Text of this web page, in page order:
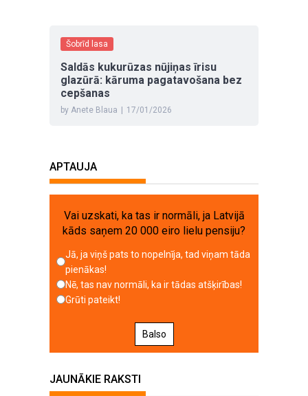
Šobrīd lasa
Saldās kukurūzas nūjiņas īrisu
glazūrā: kāruma pagatavošana bez
cepšanas
by Anete Blaua 17/01/2026
APTAUJA
Vai uzskati, ka tas ir normāli, ja Latvijā
kāds saņem 20 000 eiro lielu pensiju?
Jā, ja viņš pats to nopelnīja, tad viņam tāda
pienākas!
Nē, tas nav normāli, ka ir tādas atšķirības!
Grūti pateikt!
Balso
JAUNĀKIE RAKSTI